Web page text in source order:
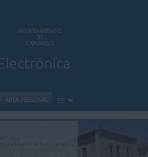
AYUNTAMIENTO
DE
CAMARGO
INICIO
PÚBLICA
CIUDADANA
ÁREA PERSONAL ES